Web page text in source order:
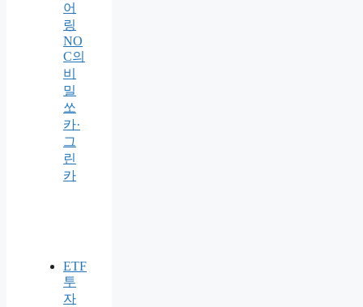
어
링
NO
C의
비
밀
쏘
카·
그
린
카
ETF
투
자